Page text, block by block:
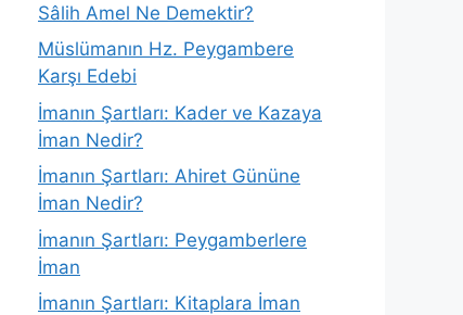
Sâlih Amel Ne Demektir?
Müslümanın Hz. Peygambere
Karşı Edebi
İmanın Şartları: Kader ve Kazaya
İman Nedir?
İmanın Şartları: Ahiret Gününe
İman Nedir?
İmanın Şartları: Peygamberlere
İman
İmanın Şartları: Kitaplara İman